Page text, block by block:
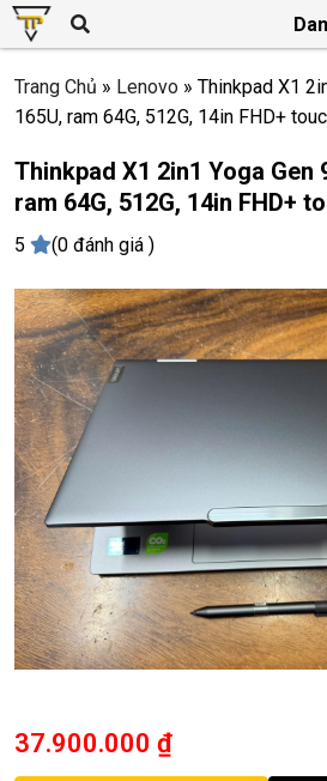
Trang Chủ » Lenovo » Thinkpad X1
165U, ram 64G, 512G, 14in FHD+
Thinkpad X1 2in1 Yoga Gen
ram 64G, 512G, 14in FHD+
5 (0 đánh giá )
37.900.000 ₫